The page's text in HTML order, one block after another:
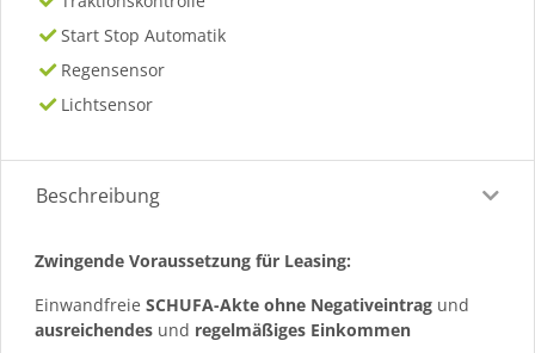
Start Stop Automatik
Regensensor
Lichtsensor
Beschreibung
Zwingende Voraussetzung für Leasing:
Einwandfreie SCHUFA-Akte ohne Negativeintrag und
ausreichendes und regelmäßiges Einkommen